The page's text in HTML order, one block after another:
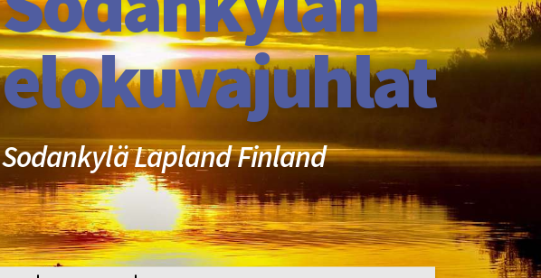
elokuvajuhlat
Sodankylä Lapland Finland